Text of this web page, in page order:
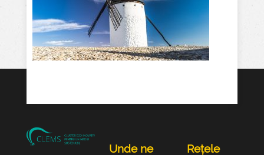
Unde ne Rețele